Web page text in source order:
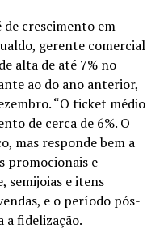
crescimento em
gerente comercial
alta de até 7% no
ao do ano anterior,
“O ticket médio
de cerca de 6%. O
mas responde bem a
promocionais e
semijoias e itens
e o período pós-
a fidelização.